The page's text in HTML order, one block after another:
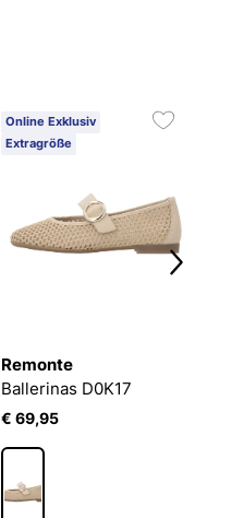
Online Exklusiv
Extragröße
Remonte
Ballerinas D0K17
€ 69,95